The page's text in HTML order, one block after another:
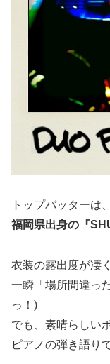
トップバッターは、
福岡県出身の『
衣装の露出度が凄
一瞬「場所間違っ
っ！)
でも、素晴らしい
ピアノの弾き語り